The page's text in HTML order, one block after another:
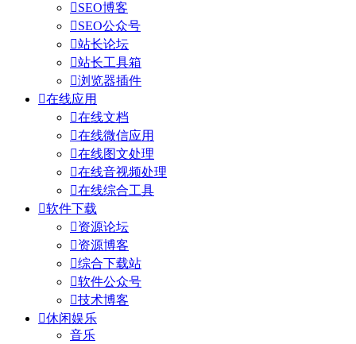
SEO博客
SEO公众号
站长论坛
站长工具箱
浏览器插件
在线应用
在线文档
在线微信应用
在线图文处理
在线音视频处理
在线综合工具
软件下载
资源论坛
资源博客
综合下载站
软件公众号
技术博客
休闲娱乐
音乐